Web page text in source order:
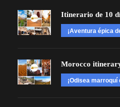
Itinerario de 10
¡Aventura épica
Morocco
¡Odisea marroquí